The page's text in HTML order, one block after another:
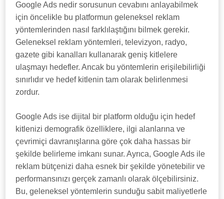
Google Ads nedir sorusunun cevabını anlayabilmek
için öncelikle bu platformun geleneksel reklam
yöntemlerinden nasıl farklılaştığını bilmek gerekir.
Geleneksel reklam yöntemleri, televizyon, radyo,
gazete gibi kanalları kullanarak geniş kitlelere
ulaşmayı hedefler. Ancak bu yöntemlerin erişilebilirliği
sınırlıdır ve hedef kitlenin tam olarak belirlenmesi
zordur.
Google Ads ise dijital bir platform olduğu için hedef
kitlenizi demografik özelliklere, ilgi alanlarına ve
çevrimiçi davranışlarına göre çok daha hassas bir
şekilde belirleme imkanı sunar. Ayrıca, Google Ads ile
reklam bütçenizi daha esnek bir şekilde yönetebilir ve
performansınızı gerçek zamanlı olarak ölçebilirsiniz.
Bu, geleneksel yöntemlerin sunduğu sabit maliyetlerle